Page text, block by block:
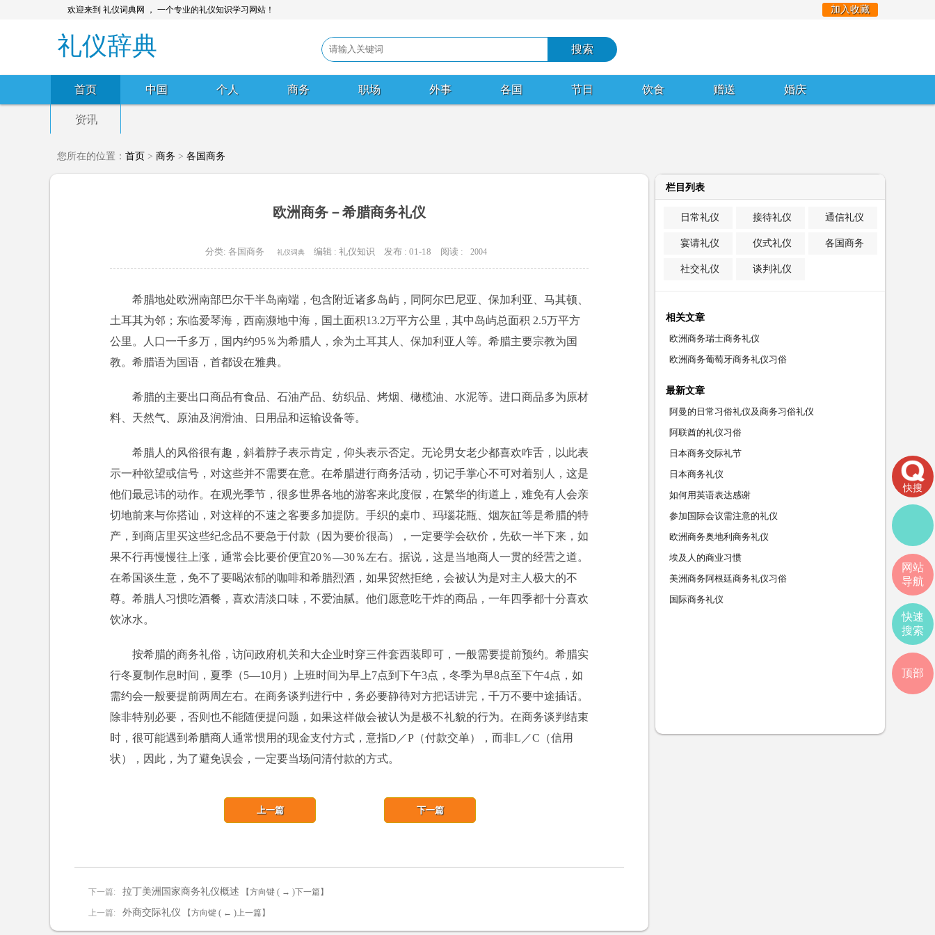
欢迎来到 礼仪词典网 ， 一个专业的礼仪知识学习网站！ 加入收藏
礼仪辞典
首页 中国 个人 商务 职场 外事 各国 节日 饮食 赠送 婚庆
资讯
您所在的位置： 首页 > 商务 > 各国商务
欧洲商务－希腊商务礼仪
分类: 各国商务 礼仪词典 编辑 : 礼仪知识 发布 : 01-18 阅读 : 2004
希腊地处欧洲南部巴尔干半岛南端，包含附近诸多岛屿，同阿尔巴尼亚、保加利亚、马其顿、
土耳其为邻；东临爱琴海，西南濒地中海，国土面积13.2万平方公里，其中岛屿总面积 2.5万平方
公里。人口一千多万，国内约95％为希腊人，余为土耳其人、保加利亚人等。希腊主要宗教为国
教。希腊语为国语，首都设在雅典。
希腊的主要出口商品有食品、石油产品、纺织品、烤烟、橄榄油、水泥等。进口商品多为原材
料、天然气、原油及润滑油、日用品和运输设备等。
希腊人的风俗很有趣，斜着脖子表示肯定，仰头表示否定。无论男女老少都喜欢咋舌，以此表
示一种欲望或信号，对这些并不需要在意。在希腊进行商务活动，切记手掌心不可对着别人，这是
他们最忌讳的动作。在观光季节，很多世界各地的游客来此度假，在繁华的街道上，难免有人会亲
切地前来与你搭讪，对这样的不速之客要多加提防。手织的桌巾、玛瑙花瓶、烟灰缸等是希腊的特
产，到商店里买这些纪念品不要急于付款（因为要价很高），一定要学会砍价，先砍一半下来，如
果不行再慢慢往上涨，通常会比要价便宜20％—30％左右。据说，这是当地商人一贯的经营之道。
在希国谈生意，免不了要喝浓郁的咖啡和希腊烈酒，如果贸然拒绝，会被认为是对主人极大的不
尊。希腊人习惯吃酒餐，喜欢清淡口味，不爱油腻。他们愿意吃干炸的商品，一年四季都十分喜欢
饮冰水。
按希腊的商务礼俗，访问政府机关和大企业时穿三件套西装即可，一般需要提前预约。希腊实
行冬夏制作息时间，夏季（5—10月）上班时间为早上7点到下午3点，冬季为早8点至下午4点，如
需约会一般要提前两周左右。在商务谈判进行中，务必要静待对方把话讲完，千万不要中途插话。
除非特别必要，否则也不能随便提问题，如果这样做会被认为是极不礼貌的行为。在商务谈判结束
时，很可能遇到希腊商人通常惯用的现金支付方式，意指D／P（付款交单），而非L／C（信用
状），因此，为了避免误会，一定要当场问清付款的方式。
下一篇: 拉丁美洲国家商务礼仪概述
下一篇
【方向键 ( → )下一篇】
上一篇: 外商交际礼仪
上一篇
【方向键 ( ← )上一篇】
栏目列表
日常礼仪 接待礼仪 通信礼仪
宴请礼仪 仪式礼仪 各国商务
社交礼仪 谈判礼仪
相关文章
欧洲商务瑞士商务礼仪
欧洲商务葡萄牙商务礼仪习俗
最新文章
阿曼的日常习俗礼仪及商务习俗礼仪
阿联酋的礼仪习俗
日本商务交际礼节
日本商务礼仪
如何用英语表达感谢
参加国际会议需注意的礼仪
欧洲商务奥地利商务礼仪
埃及人的商业习惯
美洲商务阿根廷商务礼仪习俗
国际商务礼仪
快搜
网站
导航
快速
搜索
顶部